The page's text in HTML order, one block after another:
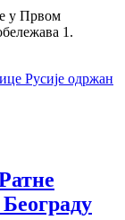
у Првом
1.